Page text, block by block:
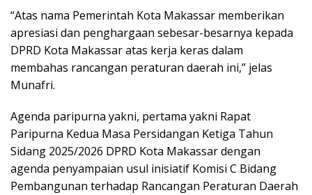
“Atas nama Pemerintah Kota Makassar memberikan
apresiasi dan penghargaan sebesar-besarnya kepada
DPRD Kota Makassar atas kerja keras dalam
membahas rancangan peraturan daerah ini,” jelas
Munafri.
Agenda paripurna yakni, pertama yakni Rapat
Paripurna Kedua Masa Persidangan Ketiga Tahun
Sidang 2025/2026 DPRD Kota Makassar dengan
agenda penyampaian usul inisiatif Komisi C Bidang
Pembangunan terhadap Rancangan Peraturan Daerah